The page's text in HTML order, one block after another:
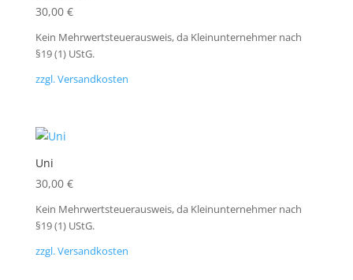
30,00 €
Kein Mehrwertsteuerausweis, da Kleinunternehmer nach
§19 (1) UStG.
zzgl. Versandkosten
Uni
30,00 €
Kein Mehrwertsteuerausweis, da Kleinunternehmer nach
§19 (1) UStG.
zzgl. Versandkosten